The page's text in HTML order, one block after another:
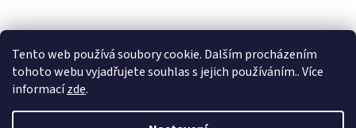
Tento web používá soubory cookie. Dalším procházením
tohoto webu vyjadřujete souhlas s jejich používáním.. Více
informacízde.
Sledovat na Instagramu